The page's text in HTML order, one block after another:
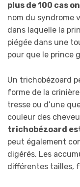
plus de 100 cas
nom du syndrome
dans laquelle la
piégée dans une
pour que le prince
Un trichobézoard
forme de la
tresse ou d’une
couleur des
trichobézoard
peut également
digérés. Les
différentes tailles,